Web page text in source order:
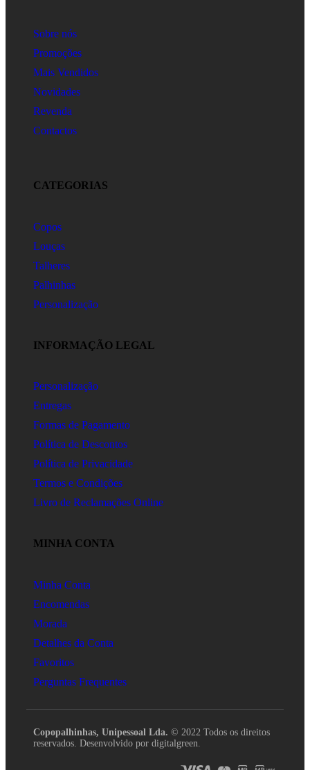
Sobre nós
Promoções
Mais Vendidos
Novidades
Revenda
Contactos
CATEGORIAS
Copos
Louças
Talheres
Palhinhas
Personalização
INFORMAÇÃO LEGAL
Personalização
Entregas
Formas de Pagamento
Política de Descontos
Política de Privacidade
Termos e Condições
Livro de Reclamações Online
MINHA CONTA
Minha Conta
Encomendas
Morada
Detalhes da Conta
Favoritos
Perguntas Frequentes
Copopalhinhas, Unipessoal Lda. © 2022 Todos os direitos
reservados. Desenvolvido por digitalgreen.